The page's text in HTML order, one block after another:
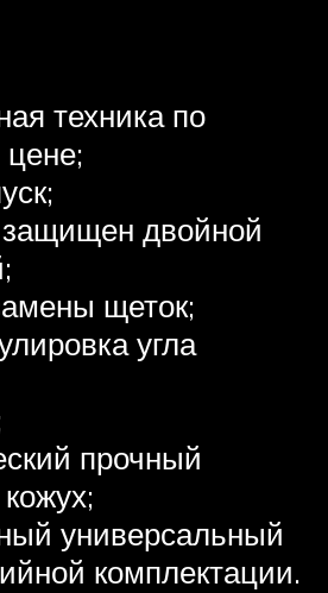
техника по
цене;
защищен двойной
щеток;
угла
прочный
универсальный
комплектации.